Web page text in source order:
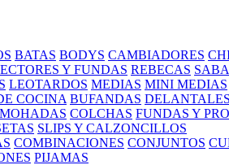
BATAS BODYS CAMBIADORES
Y FUNDAS REBECAS
LEOTARDOS MEDIAS MINI MEDIAS
COCINA BUFANDAS DELANTALES
COLCHAS FUNDAS Y
SLIPS Y CALZONCILLOS
COMBINACIONES CONJUNTOS
PIJAMAS